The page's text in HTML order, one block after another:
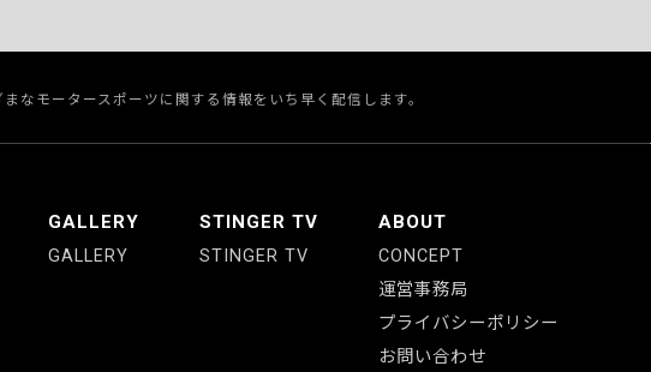
なモータースポーツに関する情報をいち早く配信します。
GALLERY
GALLERY
STINGER TV
STINGER TV
ABOUT
CONCEPT
運営事務局
プライバシーポリシー
お問い合わせ